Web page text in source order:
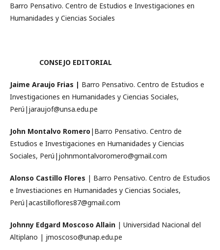
Barro Pensativo. Centro de Estudios e Investigaciones en
Humanidades y Ciencias Sociales
CONSEJO EDITORIAL
Jaime Araujo Frias | Barro Pensativo. Centro de Estudios e
Investigaciones en Humanidades y Ciencias Sociales,
Perú|jaraujof@unsa.edu.pe
John Montalvo Romero|Barro Pensativo. Centro de
Estudios e Investigaciones en Humanidades y Ciencias
Sociales, Perú|johnmontalvoromero@gmail.com
Alonso Castillo Flores | Barro Pensativo. Centro de Estudios
e Investiaciones en Humanidades y Ciencias Sociales,
Perú|acastilloflores87@gmail.com
Johnny Edgard Moscoso Allain | Universidad Nacional del
Altiplano | jmoscoso@unap.edu.pe